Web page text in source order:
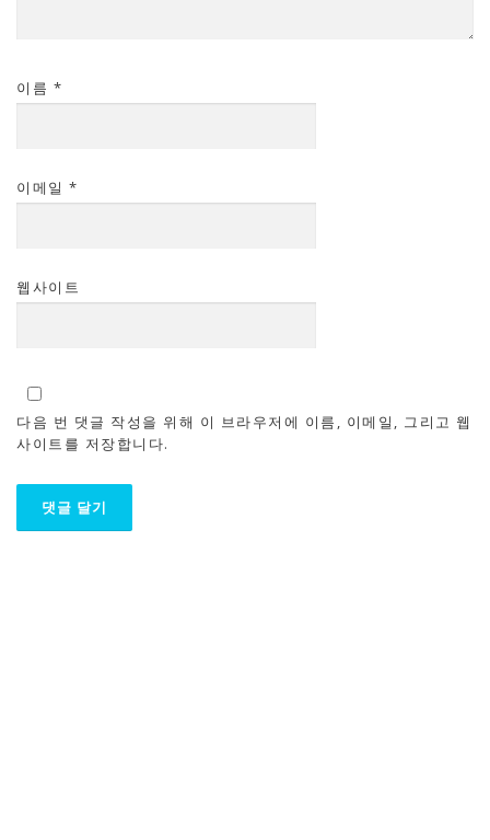
이름 *
이메일 *
웹사이트
다음 번 댓글 작성을 위해 이 브라우저에 이름, 이메일, 그리고 웹
사이트를 저장합니다.